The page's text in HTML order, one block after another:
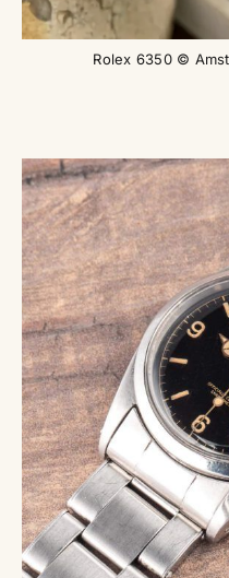
Rolex 6350 ©